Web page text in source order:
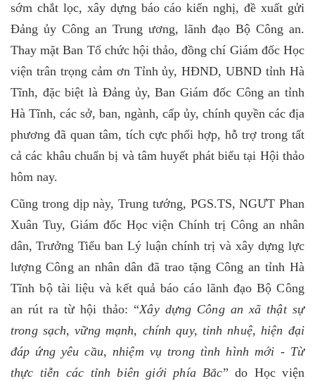
sớm chắt lọc, xây dựng báo cáo kiến nghị, đề xuất gửi
Đảng ủy Công an Trung ương, lãnh đạo Bộ Công an.
Thay mặt Ban Tổ chức hội thảo, đồng chí Giám đốc Học
viện trân trọng cảm ơn Tỉnh ủy, HĐND, UBND tỉnh Hà
Tĩnh, đặc biệt là Đảng ủy, Ban Giám đốc Công an tỉnh
Hà Tĩnh, các sở, ban, ngành, cấp ủy, chính quyền các địa
phương đã quan tâm, tích cực phối hợp, hỗ trợ trong tất
cả các khâu chuẩn bị và tâm huyết phát biểu tại Hội thảo
hôm nay.
Cũng trong dịp này, Trung tướng, PGS.TS, NGƯT Phan
Xuân Tuy, Giám đốc Học viện Chính trị Công an nhân
dân, Trưởng Tiểu ban Lý luận chính trị và xây dựng lực
lượng Công an nhân dân đã trao tặng Công an tỉnh Hà
Tĩnh bộ tài liệu và kết quả báo cáo lãnh đạo Bộ Công
an rút ra từ hội thảo: “Xây dựng Công an xã thật sự
trong sạch, vững mạnh, chính quy, tinh nhuệ, hiện đại
đáp ứng yêu cầu, nhiệm vụ trong tình hình mới - Từ
thực tiễn các tỉnh biên giới phía Bắc” do Học viện